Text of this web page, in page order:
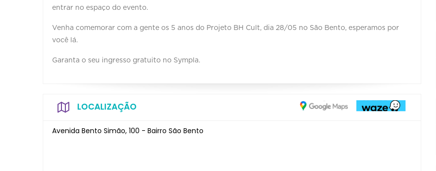
entrar no espaço do evento.
Venha comemorar com a gente os 5 anos do Projeto BH Cult, dia 28/05 no São Bento, esperamos por
você lá.
Garanta o seu ingresso gratuito no Sympla.
LOCALIZAÇÃO
Avenida Bento Simão, 100 - Bairro São Bento